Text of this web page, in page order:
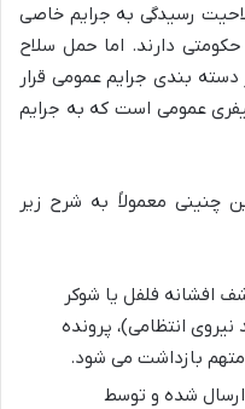
رسیدگی به جرایم خاصی
دارند. اما حمل سلاح
بندی جرایم عمومی قرار
عمومی است که به جرایم
چنینی معمولاً به شرح زیر
افشانه فلفل یا شوکر
انتظامی)، پرونده
بازداشت می شود.
ارسال شده و توسط